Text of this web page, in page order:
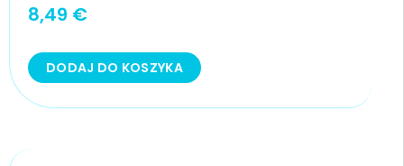
8,49 €
DODAJ DO KOSZYKA